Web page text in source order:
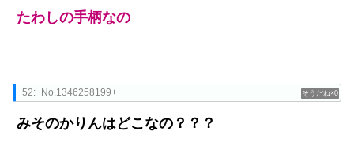
たわしの手柄なの
0
52: No.1346258199+
みそのかりんはどこなの？？？